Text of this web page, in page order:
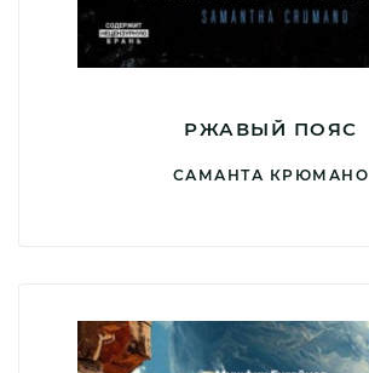
РЖАВЫЙ ПОЯС
САМАНТА КРЮМАНО